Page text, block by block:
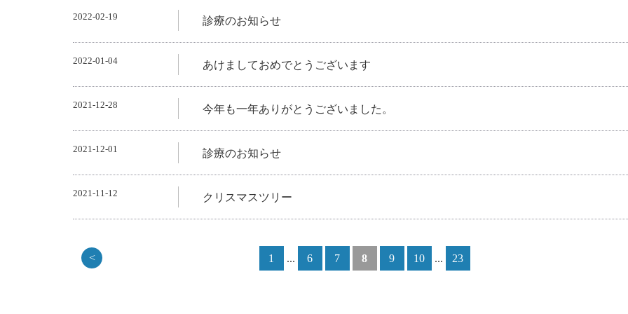
2022-02-19 診療のお知らせ
2022-01-04 あけましておめでとうございます
2021-12-28 今年も一年ありがとうございました。
2021-12-01 診療のお知らせ
2021-11-12 クリスマスツリー
< 1 ... 6 7 8 9 10 ... 23